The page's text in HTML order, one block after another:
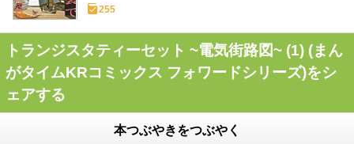
255
トランジスタティーセット ~電気街路図~ (1) (まん
がタイムKRコミックス フォワードシリーズ)をシ
ェアする
本つぶやきをつぶやく